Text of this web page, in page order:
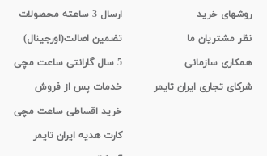
روشهای خرید
نظر مشتریان ما
همکاری سازمانی
شرکای تجاری ایران تایمر
ارسال 3 ساعته محصولات
تضمین اصالت(اورجینال)
5 سال گارانتی ساعت مچی
خدمات پس از فروش
خرید اقساطی ساعت مچی
کارت هدیه ایران تایمر